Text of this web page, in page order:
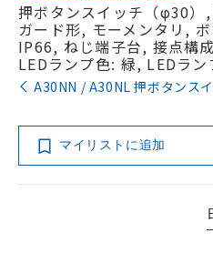
押ボタンスイッチ（φ30
ガード形, モーメンタリ,
IP66, ねじ端子台, 接点構
LEDランプ色: 緑, LEDラ
A30NN / A30NL 押ボタンス
マイリストに追加